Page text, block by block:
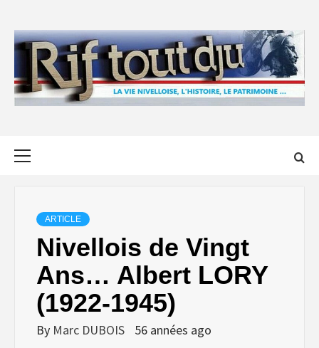
content
ARTICLE
Nivellois de Vingt
Ans… Albert LORY
(1922-1945)
By Marc DUBOIS 56 années ago